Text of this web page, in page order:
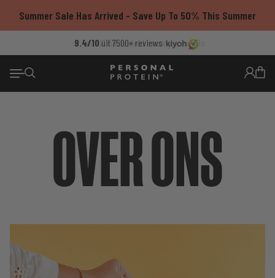
Summer Sale Has Arrived - Save Up To 50% This Summer
9.4/10 uit 7500+ reviews
Gratis verzending vanaf €55
Thuisbezorgd met PostNL
Voor 21:59 besteld = morgen in huis
OVER ONS